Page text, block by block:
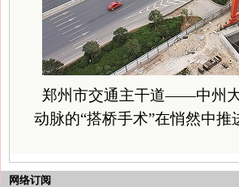
郑州市交通主干道——中州
动脉的“搭桥手术”在悄然中推
网络订阅